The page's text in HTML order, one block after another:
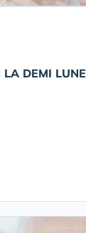
DEMI LUNE